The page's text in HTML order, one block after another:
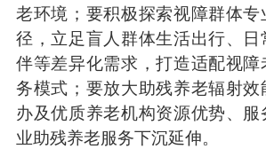
老环境；要积极探索视障群体
径，立足盲人群体生活出行、
伴等差异化需求，打造适配视障
务模式；要放大助残养老辐射
办及优质养老机构资源优势、
业助残养老服务下沉延伸。